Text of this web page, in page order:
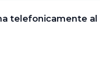
telefonicamente al